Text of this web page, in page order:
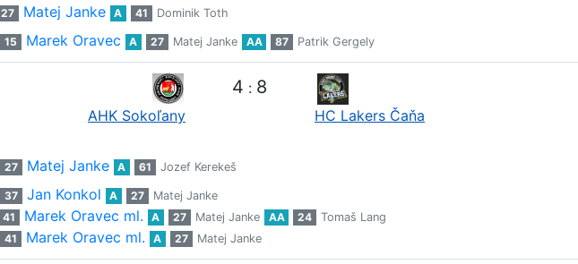
27 Matej Janke A 41 Dominik Toth
15 Marek Oravec A 27 Matej Janke AA 87 Patrik Gergely
AHK Sokoľany
4 : 8
HC Lakers Čaňa
27 Matej Janke A 61 Jozef Kerekeš
37 Jan Konkol A 27
Matej Janke
41 Marek Oravec ml. A 27 Matej Janke AA 24
Tomaš Lang
41 Marek Oravec ml. A 27 Matej Janke